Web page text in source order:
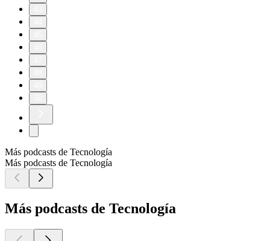
Más podcasts de Tecnología
Más podcasts de Tecnología
Más podcasts de Tecnología